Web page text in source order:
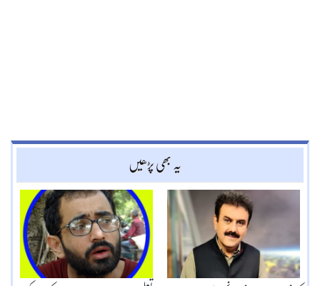
یہ بھی پڑھیں